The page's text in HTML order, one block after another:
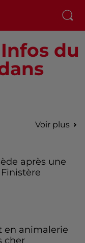
du
Voir plus
après une
en animalerie
cher